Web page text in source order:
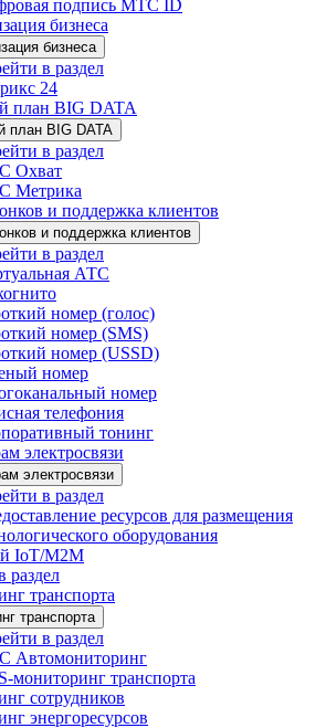
подпись МТС ID
бизнеса
бизнеса
в раздел
24
план BIG DATA
план BIG DATA
в раздел
Охват
Метрика
и поддержка клиентов
и поддержка клиентов
в раздел
АТС
номер (голос)
номер (SMS)
номер (USSD)
номер
номер
телефония
тонинг
электросвязи
электросвязи
в раздел
ресурсов для размещения
оборудования
IoT/M2M
раздел
транспорта
транспорта
в раздел
Автомониторинг
мониторинг транспорта
сотрудников
энергоресурсов